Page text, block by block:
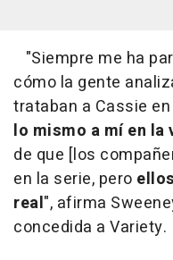
"Siempre me ha
cómo la gente
trataban a Cassie
lo mismo a mí en la
de que [los
en la serie, pero
real", afirma
concedida a Variety.